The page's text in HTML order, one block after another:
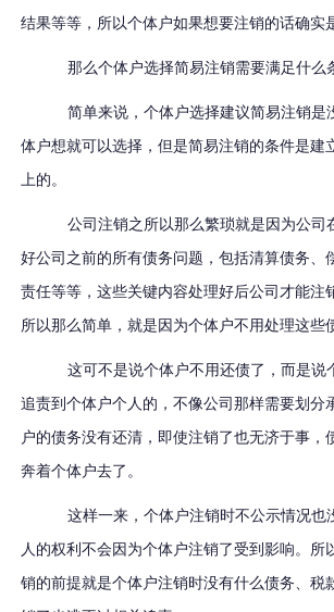
结果等等，所以个体户如果想要注销的话确实
那么个体户选择简易注销需要满足什么
简单来说，个体户选择建议简易注销是
体户想就可以选择，但是简易注销的条件是建
上的。
公司注销之所以那么繁琐就是因为公司
好公司之前的所有债务问题，包括清算债务、
责任等等，这些关键内容处理好后公司才能注
所以那么简单，就是因为个体户不用处理这些
这可不是说个体户不用还债了，而是说
追责到个体户个人的，不像公司那样需要划分
户的债务没有还清，即使注销了也无济于事，
奔着个体户去了。
这样一来，个体户注销时不公示情况也
人的权利不会因为个体户注销了受到影响。所
销的前提就是个体户注销时没有什么债务、税